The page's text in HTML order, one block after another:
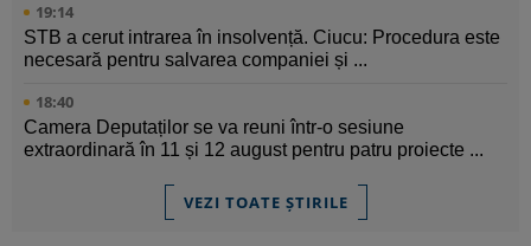
19:14
STB a cerut intrarea în insolvență. Ciucu: Procedura este
necesară pentru salvarea companiei și ...
18:40
Camera Deputaților se va reuni într-o sesiune
extraordinară în 11 și 12 august pentru patru proiecte ...
VEZI TOATE ȘTIRILE